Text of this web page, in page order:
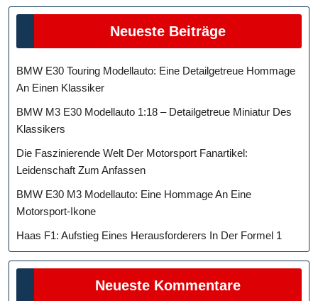
Neueste Beiträge
BMW E30 Touring Modellauto: Eine Detailgetreue Hommage
An Einen Klassiker
BMW M3 E30 Modellauto 1:18 – Detailgetreue Miniatur Des
Klassikers
Die Faszinierende Welt Der Motorsport Fanartikel:
Leidenschaft Zum Anfassen
BMW E30 M3 Modellauto: Eine Hommage An Eine
Motorsport-Ikone
Haas F1: Aufstieg Eines Herausforderers In Der Formel 1
Neueste Kommentare